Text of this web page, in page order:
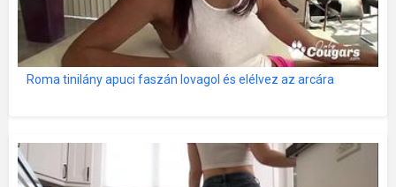
Roma tinilány apuci faszán lovagol és elélvez az arcára